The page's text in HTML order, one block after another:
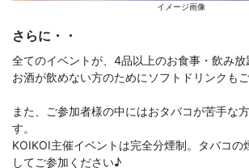
イメージ画像
さらに・・
全てのイベントが、4品以上のお食事・飲み放
お酒が飲めない方のためにソフトドリンクもご
また、ご参加者様の中にはおタバコが苦手な
す。
KOIKOI主催イベントは完全分煙制。タバコの
してご参加ください♪